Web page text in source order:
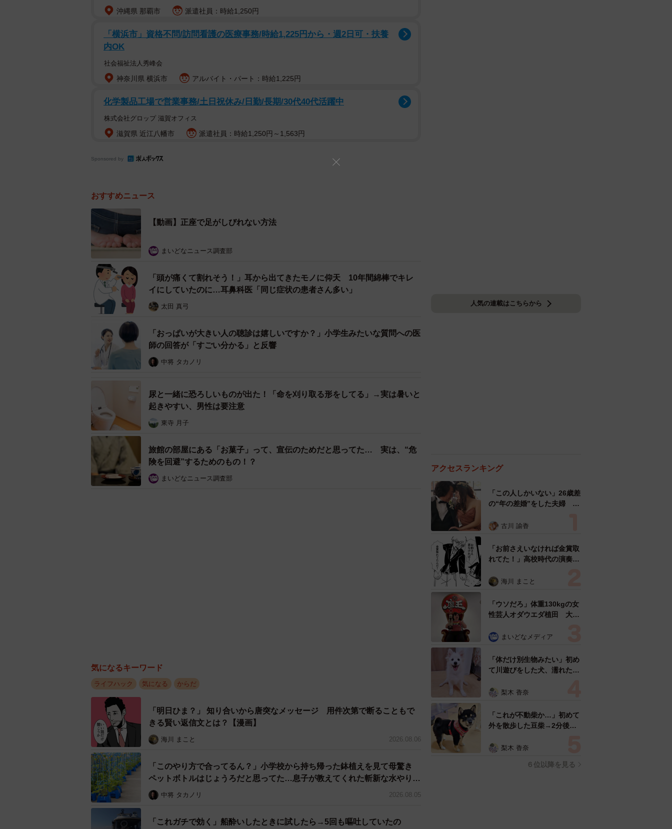
沖縄県 那覇市 派遣社員：時給1,250円
「横浜市」資格不問/訪問看護の医療事務/時給1,225円から・週2日可・扶養
内OK
社会福祉法人秀峰会
神奈川県 横浜市 アルバイト・パート：時給1,225円
化学製品工場で営業事務/土日祝休み/日勤/長期/30代40代活躍中
株式会社グロップ 滋賀オフィス
滋賀県 近江八幡市 派遣社員：時給1,250円～1,563円
Sponsored by
おすすめニュース
【動画】正座で足がしびれない方法
まいどなニュース調査部
「頭が痛くて割れそう！」耳から出てきたモノに仰天 10年間綿棒でキレ
イにしていたのに…耳鼻科医「同じ症状の患者さん多い」
太田 真弓
「おっぱいが大きい人の聴診は嬉しいですか？」小学生みたいな質問への医
師の回答が「すごい分かる」と反響
中将 タカノリ
尿と一緒に恐ろしいものが出た！「命を刈り取る形をしてる」→実は暑いと
起きやすい、男性は要注意
東寺 月子
旅館の部屋にある「お菓子」って、宣伝のためだと思ってた… 実は、“危
険を回避”するためのもの！？
まいどなニュース調査部
気になるキーワード
ライフハック 気になる からだ
「明日ひま？」 知り合いから唐突なメッセージ 用件次第で断ることもで
きる賢い返信文とは？【漫画】
海川 まこと 2026.08.06
「このやり方で合ってるん？」小学校から持ち帰った鉢植えを見て母驚き
ペットボトルはじょうろだと思ってた…息子が教えてくれた斬新な水やりと
は
中将 タカノリ 2026.08.05
「これガチで効く」船酔いしたときに試したら→5回も嘔吐していたの
人気の連載はこちらから
アクセスランキング
「この人しかいない」26歳差
の“年の差婚”をした夫婦 出
た？ 今の思いを聞いた
古川 諭香
「お前さえいなければ金賞取
れてた！」高校時代の演奏会
生は楽器修理職人に 10年後
ぬ申し出【漫画】
海川 まこと
「ウソだろ」体重130kgの女
性芸人オダウエダ植田 大学
で」 まいどなメディア
「体だけ別生物みたい」初め
て川遊びをした犬、濡れた直
だ！」「河童だ」「毛刈りさ
梨木 香奈
「これが不動柴か…」初めて
外を散歩した豆柴→2分後、
ぎる」「ぬいぐるみみたい」
梨木 香奈
６位以降を見る